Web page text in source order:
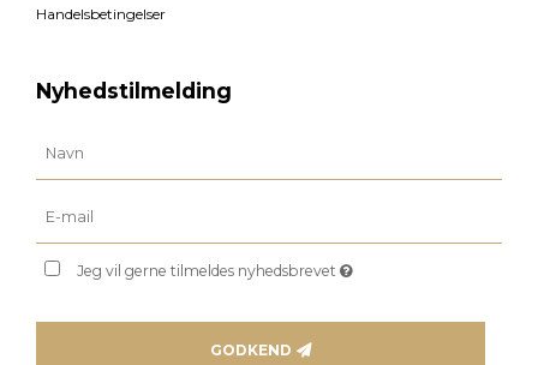
Handelsbetingelser
Nyhedstilmelding
Jeg vil gerne tilmeldes nyhedsbrevet
GODKEND